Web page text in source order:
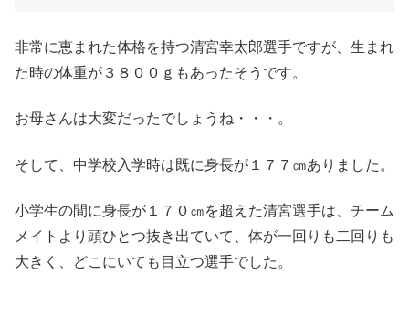
非常に恵まれた体格を持つ清宮幸太郎選手ですが、生まれ
た時の体重が３８００ｇもあったそうです。
お母さんは大変だったでしょうね・・・。
そして、中学校入学時は既に身長が１７７㎝ありました。
小学生の間に身長が１７０㎝を超えた清宮選手は、チーム
メイトより頭ひとつ抜き出ていて、体が一回りも二回りも
大きく、どこにいても目立つ選手でした。